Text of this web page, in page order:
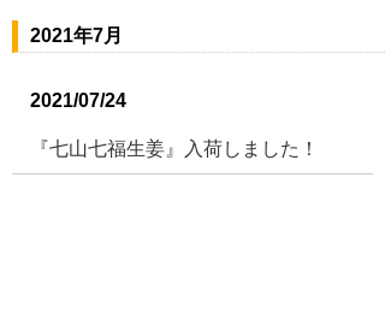
2021年7月
2021/07/24
『七山七福生姜』入荷しました！